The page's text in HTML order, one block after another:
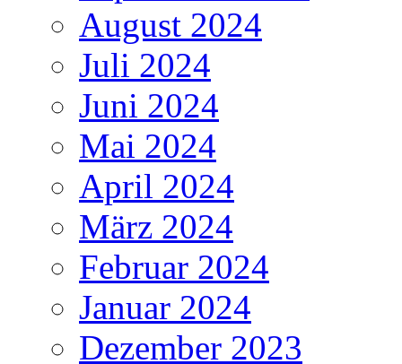
August 2024
Juli 2024
Juni 2024
Mai 2024
April 2024
März 2024
Februar 2024
Januar 2024
Dezember 2023